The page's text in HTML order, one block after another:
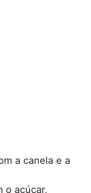
a canela e a
o açúcar,